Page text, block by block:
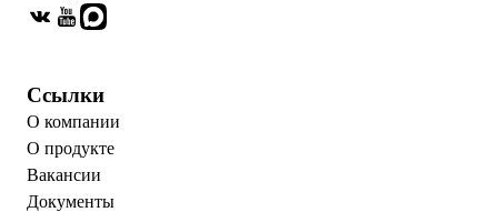
Ссылки
О компании
О продукте
Вакансии
Документы